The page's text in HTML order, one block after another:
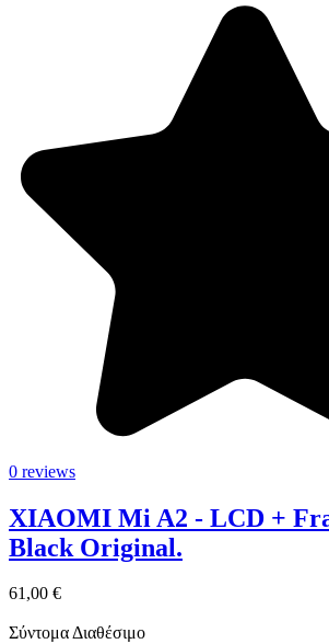
0 reviews
XIAOMI Mi A2 - LCD +
Black Original.
61,00 €
Σύντομα Διαθέσιμο